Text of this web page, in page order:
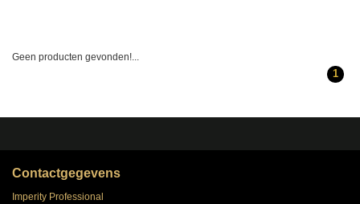
Geen producten gevonden!...
1
Contactgegevens
Imperity Professional